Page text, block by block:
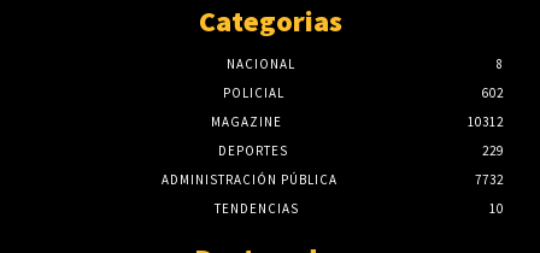
Categorias
NACIONAL
8
POLICIAL
602
MAGAZINE
10312
DEPORTES
229
ADMINISTRACIÓN PÚBLICA
7732
TENDENCIAS
10